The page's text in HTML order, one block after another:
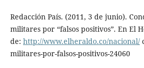
Redacción País. (2011, 3 de junio).
militares por “falsos positivos”. En El
de: http://www.elheraldo.co/nacional/
militares-por-falsos-positivos-24060